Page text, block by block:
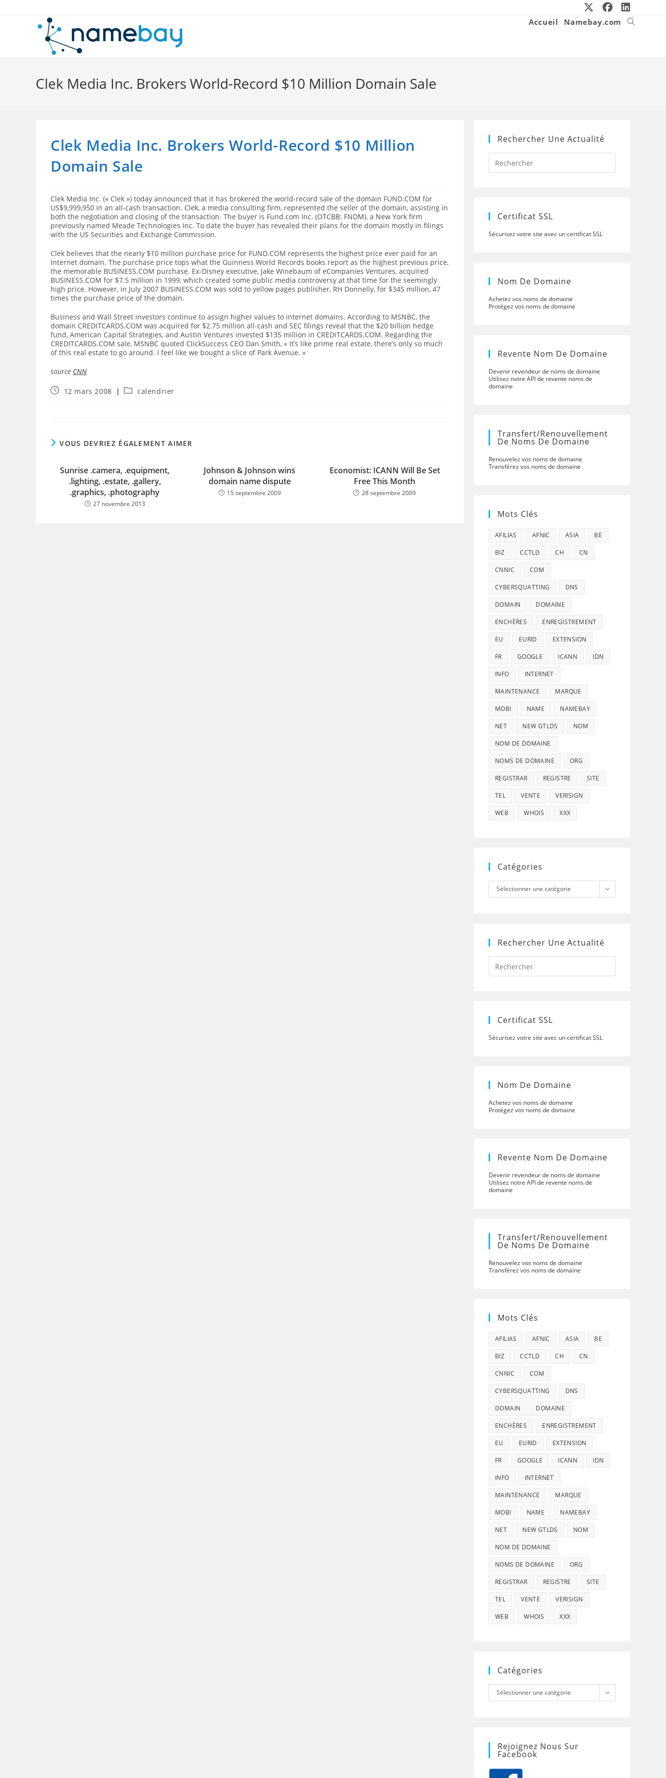
Accueil Namebay.com
Toggle
Clek Media Inc. Brokers World-Record $10 Million Domain Sale
Clek Media Inc. Brokers World-Record $10 Million
Domain Sale
Clek Media Inc. (« Clek ») today announced that it has brokered the world-record sale of the domain FUND.COM for
US$9,999,950 in an all-cash transaction. Clek, a media consulting firm, represented the seller of the domain, assisting in
both the negotiation and closing of the transaction. The buyer is Fund.com Inc. (OTCBB: FNDM), a New York firm
previously named Meade Technologies Inc. To date the buyer has revealed their plans for the domain mostly in filings
with the US Securities and Exchange Commission.
Clek believes that the nearly $10 million purchase price for FUND.COM represents the highest price ever paid for an
Internet domain. The purchase price tops what the Guinness World Records books report as the highest previous price,
the memorable BUSINESS.COM purchase. Ex-Disney executive, Jake Winebaum of eCompanies Ventures, acquired
BUSINESS.COM for $7.5 million in 1999, which created some public media controversy at that time for the seemingly
high price. However, in July 2007 BUSINESS.COM was sold to yellow pages publisher, RH Donnelly, for $345 million, 47
times the purchase price of the domain.
Business and Wall Street investors continue to assign higher values to internet domains. According to MSNBC, the
domain CREDITCARDS.COM was acquired for $2.75 million all-cash and SEC filings reveal that the $20 billion hedge
fund, American Capital Strategies, and Austin Ventures invested $135 million in CREDITCARDS.COM. Regarding the
CREDITCARDS.COM sale, MSNBC quoted ClickSuccess CEO Dan Smith, « It’s like prime real estate, there’s only so much
of this real estate to go around. I feel like we bought a slice of Park Avenue. »
source CNN
Publication
12 mars 2008
Postcalendrier
VOUS DEVRIEZ ÉGALEMENT AIMER
Sunrise .camera, .equipment,
.lighting, .estate, .gallery,
.graphics, .photography
27 novembre 2013
Johnson & Johnson wins
domain name dispute
15 septembre 2009
Economist: ICANN Will Be Set
Free This Month
28 septembre 2009
Rechercher Une Actualité
Press
to
Certificat SSL
Sécurisez votre site avec un certificat SSL
Nom De Domaine
Achetez vos noms de domaine
Protégez vos noms de domaine
Revente Nom De Domaine
Devenir revendeur de noms de domaine
Utilisez notre API de revente noms de
domaine
Transfert/renouvellement
De Noms De Domaine
Renouvelez vos noms de domaine
Transférez vos noms de domaine
Mots Clés
AFILIAS AFNIC ASIA BE
BIZ CCTLD CH CN
CNNIC COM
CYBERSQUATTING DNS
DOMAIN DOMAINE
ENCHÈRES ENREGISTREMENT
EU EURID EXTENSION
FR GOOGLE ICANN IDN
INFO INTERNET
MAINTENANCE MARQUE
MOBI NAME NAMEBAY
NET NEW GTLDS NOM
NOM DE DOMAINE
NOMS DE DOMAINE ORG
REGISTRAR REGISTRE SITE
TEL VENTE VERISIGN
WEB WHOIS XXX
Catégories
Catégories
Sélectionner une catégorie
Rechercher Une Actualité
Press
to
Certificat SSL
Sécurisez votre site avec un certificat SSL
Nom De Domaine
Achetez vos noms de domaine
Protégez vos noms de domaine
Revente Nom De Domaine
Devenir revendeur de noms de domaine
Utilisez notre API de revente noms de
domaine
Transfert/renouvellement
De Noms De Domaine
Renouvelez vos noms de domaine
Transférez vos noms de domaine
Mots Clés
AFILIAS AFNIC ASIA BE
BIZ CCTLD CH CN
CNNIC COM
CYBERSQUATTING DNS
DOMAIN DOMAINE
ENCHÈRES ENREGISTREMENT
EU EURID EXTENSION
FR GOOGLE ICANN IDN
INFO INTERNET
MAINTENANCE MARQUE
MOBI NAME NAMEBAY
NET NEW GTLDS NOM
NOM DE DOMAINE
NOMS DE DOMAINE ORG
REGISTRAR REGISTRE SITE
TEL VENTE VERISIGN
WEB WHOIS XXX
Catégories
Catégories
Sélectionner une catégorie
Rejoignez Nous Sur
Facebook